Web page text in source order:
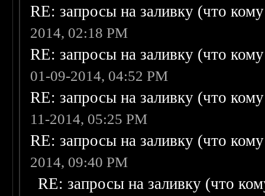
RE: запросы на заливку (что
2014, 02:18 PM
RE: запросы на заливку (что
01-09-2014, 04:52 PM
RE: запросы на заливку (что
11-2014, 05:25 PM
RE: запросы на заливку (что
2014, 09:40 PM
RE: запросы на заливку (что